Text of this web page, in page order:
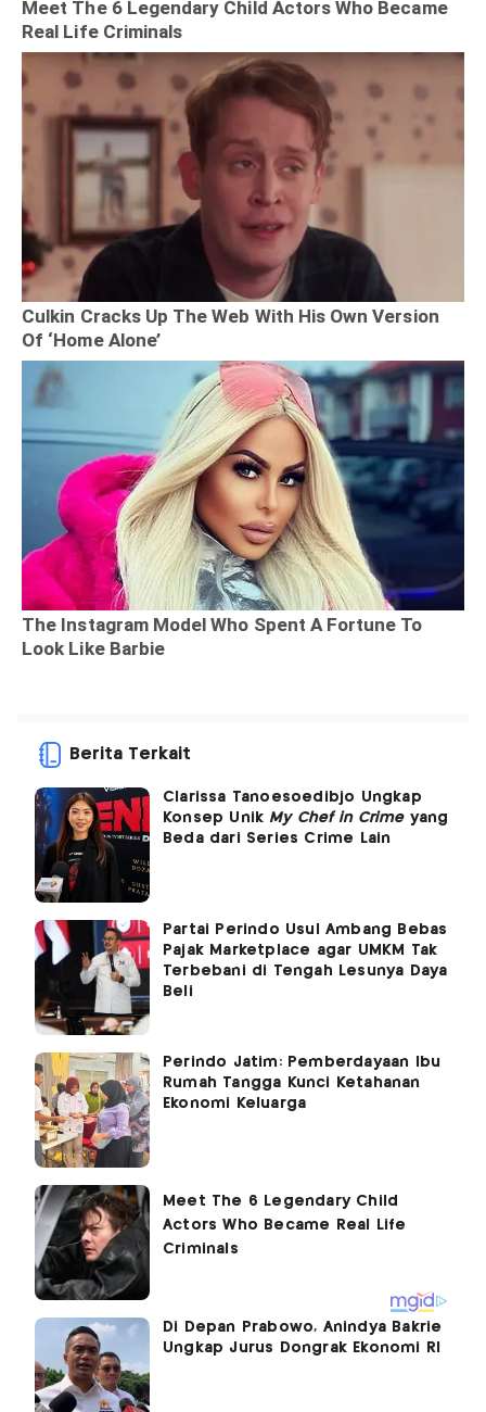
Berita Terkait
Clarissa Tanoesoedibjo Ungkap
Konsep Unik My Chef in Crimeyang
Beda dari Series Crime Lain
Partai Perindo Usul Ambang Bebas
Pajak Marketplace agar UMKM Tak
Terbebani di Tengah Lesunya Daya
Beli
Perindo Jatim: Pemberdayaan Ibu
Rumah Tangga Kunci Ketahanan
Ekonomi Keluarga
Di Depan Prabowo, Anindya Bakrie
Ungkap Jurus Dongrak Ekonomi RI